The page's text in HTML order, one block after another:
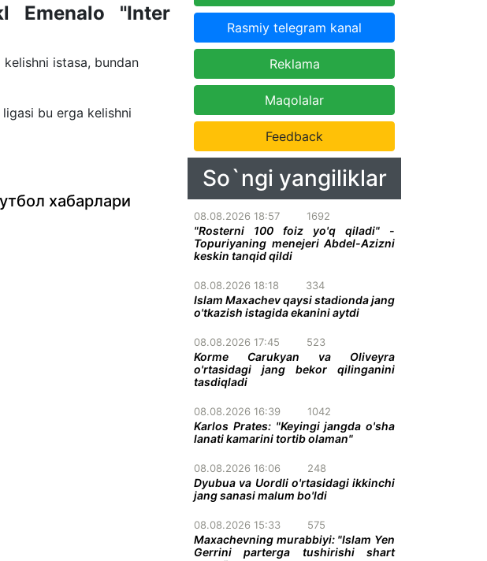
Emenalo "Inter
istasa, bundan
bu erga kelishni
хабарлари
Rasmiy telegram kanal
Reklama
Maqolalar
Feedback
So`ngi yangiliklar
08.08.2026 18:57 1692
"Rosterni 100 foiz yo'q qiladi" -
Topuriyaning menejeri Abdel-Azizni
keskin tanqid qildi
08.08.2026 18:18 334
Islam Maxachev qaysi stadionda jang
o'tkazish istagida ekanini aytdi
08.08.2026 17:45 523
Korme Carukyan va Oliveyra
o'rtasidagi jang bekor qilinganini
tasdiqladi
08.08.2026 16:39 1042
Karlos Prates: "Keyingi jangda o'sha
lanati kamarini tortib olaman"
08.08.2026 16:06 248
Dyubua va Uordli o'rtasidagi ikkinchi
jang sanasi malum bo'ldi
08.08.2026 15:33 575
Maxachevning murabbiyi: "Islam Yen
Gerrini parterga tushirishi shart